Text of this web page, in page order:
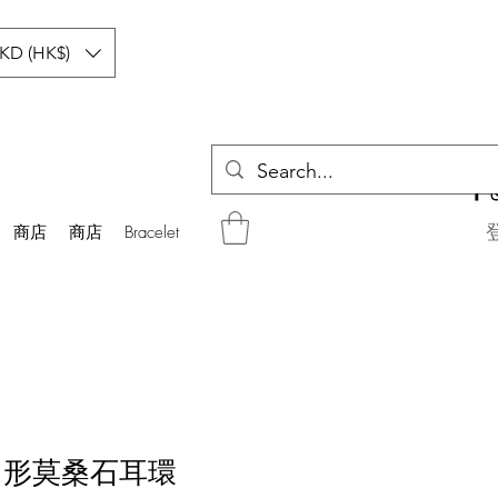
商店 商店 Bracelet
(HK$)
莫桑石耳環